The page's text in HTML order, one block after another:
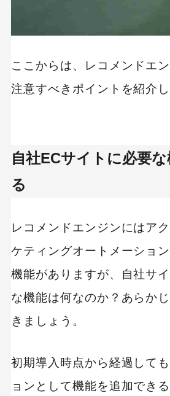
ここからは、レコメンドエ
注意すべきポイントを紹介し
自社ECサイトに必要
る
レコメンドエンジンにはア
ケティングオートメーショ
機能がありますが、自社サ
な機能は何なのか？あらか
きましょう。
初期導入時点から経過して
ョンとして機能を追加でき